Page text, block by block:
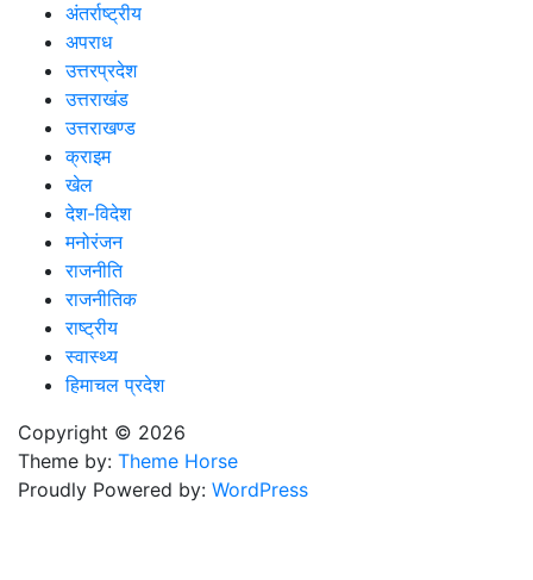
अंतर्राष्ट्रीय
अपराध
उत्तरप्रदेश
उत्तराखंड
उत्तराखण्ड
क्राइम
खेल
देश-विदेश
मनोरंजन
राजनीति
राजनीतिक
राष्ट्रीय
स्वास्थ्य
हिमाचल प्रदेश
Copyright © 2026
Theme by: Theme Horse
Proudly Powered by: WordPress